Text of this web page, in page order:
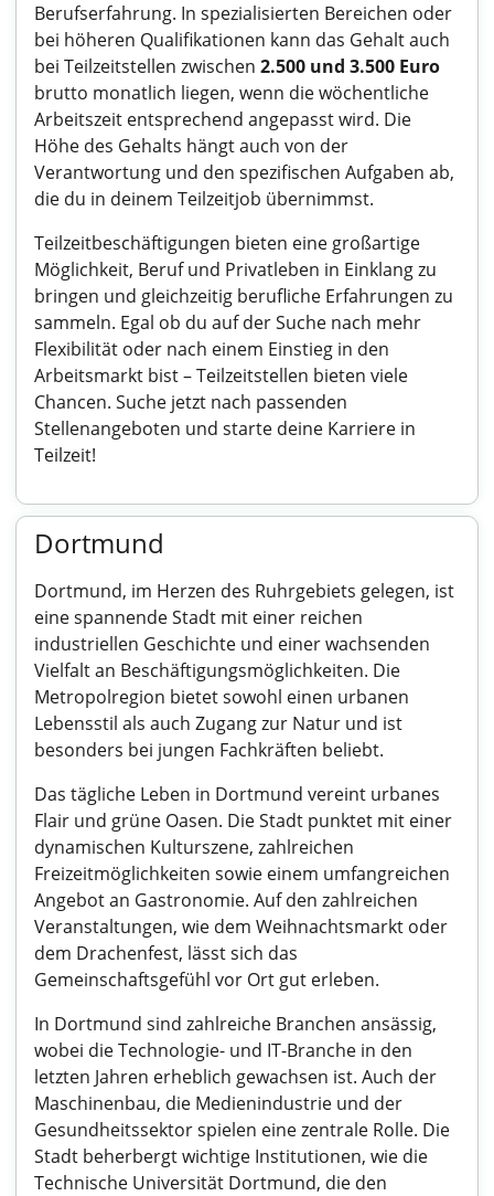
Berufserfahrung. In spezialisierten Bereichen oder
bei höheren Qualifikationen kann das Gehalt auch
bei Teilzeitstellen zwischen 2.500 und 3.500 Euro
brutto monatlich liegen, wenn die wöchentliche
Arbeitszeit entsprechend angepasst wird. Die
Höhe des Gehalts hängt auch von der
Verantwortung und den spezifischen Aufgaben ab,
die du in deinem Teilzeitjob übernimmst.
Teilzeitbeschäftigungen bieten eine großartige
Möglichkeit, Beruf und Privatleben in Einklang zu
bringen und gleichzeitig berufliche Erfahrungen zu
sammeln. Egal ob du auf der Suche nach mehr
Flexibilität oder nach einem Einstieg in den
Arbeitsmarkt bist – Teilzeitstellen bieten viele
Chancen. Suche jetzt nach passenden
Stellenangeboten und starte deine Karriere in
Teilzeit!
Dortmund
Dortmund, im Herzen des Ruhrgebiets gelegen, ist
eine spannende Stadt mit einer reichen
industriellen Geschichte und einer wachsenden
Vielfalt an Beschäftigungsmöglichkeiten. Die
Metropolregion bietet sowohl einen urbanen
Lebensstil als auch Zugang zur Natur und ist
besonders bei jungen Fachkräften beliebt.
Das tägliche Leben in Dortmund vereint urbanes
Flair und grüne Oasen. Die Stadt punktet mit einer
dynamischen Kulturszene, zahlreichen
Freizeitmöglichkeiten sowie einem umfangreichen
Angebot an Gastronomie. Auf den zahlreichen
Veranstaltungen, wie dem Weihnachtsmarkt oder
dem Drachenfest, lässt sich das
Gemeinschaftsgefühl vor Ort gut erleben.
In Dortmund sind zahlreiche Branchen ansässig,
wobei die Technologie- und IT-Branche in den
letzten Jahren erheblich gewachsen ist. Auch der
Maschinenbau, die Medienindustrie und der
Gesundheitssektor spielen eine zentrale Rolle. Die
Stadt beherbergt wichtige Institutionen, wie die
Technische Universität Dortmund, die den